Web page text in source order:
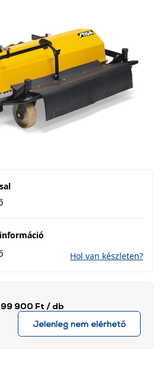
Hol van készleten?
900 Ft / db
Jelenleg nem elérhető